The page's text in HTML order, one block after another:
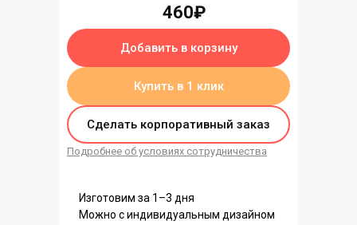
Добавить в корзину
Купить в 1 клик
Сделать корпоративный заказ
Подробнее об условиях сотрудничества
460₽
Изготовим за 1–3 дня
Можно с индивидуальным дизайном